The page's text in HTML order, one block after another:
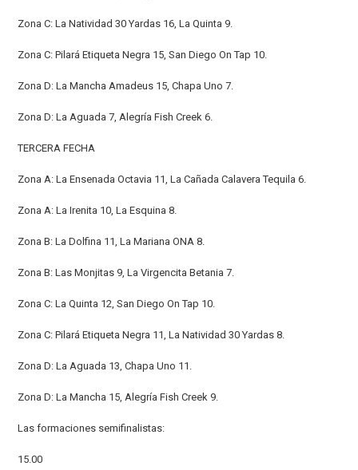
Zona C: La Natividad 30 Yardas 16, La Quinta 9.
Zona C: Pilará Etiqueta Negra 15, San Diego On Tap 10.
Zona D: La Mancha Amadeus 15, Chapa Uno 7.
Zona D: La Aguada 7, Alegría Fish Creek 6.
TERCERA FECHA
Zona A: La Ensenada Octavia 11, La Cañada Calavera Tequila 6.
Zona A: La Irenita 10, La Esquina 8.
Zona B: La Dolfina 11, La Mariana ONA 8.
Zona B: Las Monjitas 9, La Virgencita Betania 7.
Zona C: La Quinta 12, San Diego On Tap 10.
Zona C: Pilará Etiqueta Negra 11, La Natividad 30 Yardas 8.
Zona D: La Aguada 13, Chapa Uno 11.
Zona D: La Mancha 15, Alegría Fish Creek 9.
Las formaciones semifinalistas:
15.00